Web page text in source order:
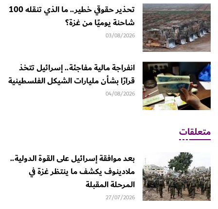
تحذير حقوقي خطير.. ما الذي تنقله 100
شاحنة يوميًا من غزة؟
03/08/2026
انفراجة مالية مفاجئة.. إسرائيل تتخذ
قرارًا بشأن مليارات الشيكل الفلسطينية
04/08/2026
متعلقات
بعد موافقة إسرائيل على القوة الدولية..
ملادينوف يكشف ما ينتظر غزة في
المرحلة المقبلة
27/07/2026